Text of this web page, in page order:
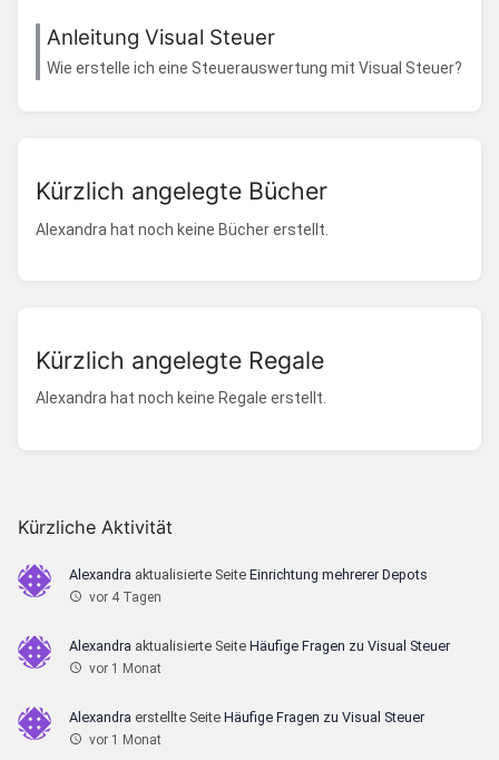
Kürzliche Aktivität
Alexandra aktualisierte Seite Einrichtung mehrerer Depots
vor 4 Tagen
Alexandra aktualisierte Seite Häufige Fragen zu Visual Steuer
vor 1 Monat
Alexandra erstellte Seite Häufige Fragen zu Visual Steuer
vor 1 Monat
Anleitung Visual Steuer
Wie erstelle ich eine Steuerauswertung mit Visual Steuer?
Kürzlich angelegte Bücher
Alexandra hat noch keine Bücher erstellt.
Kürzlich angelegte Regale
Alexandra hat noch keine Regale erstellt.